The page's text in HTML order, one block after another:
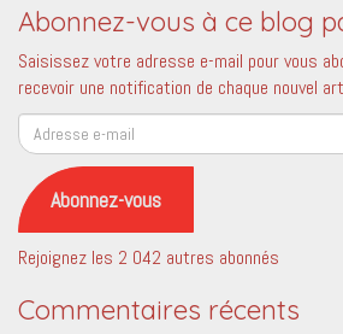
Abonnez-vous à ce blog
Saisissez votre adresse e-mail pour vous
recevoir une notification de chaque nouvel
Adresse
e-
mail
Abonnez-vous
Rejoignez les 2 042 autres abonnés
Commentaires récents